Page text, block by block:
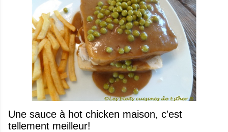
Une sauce à hot chicken maison, c'est
tellement meilleur!